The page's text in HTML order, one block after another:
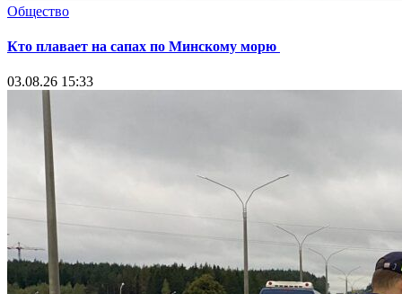
Общество
Кто плавает на сапах по Минскому морю
03.08.26 15:33